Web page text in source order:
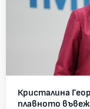
Кристалина
плавното